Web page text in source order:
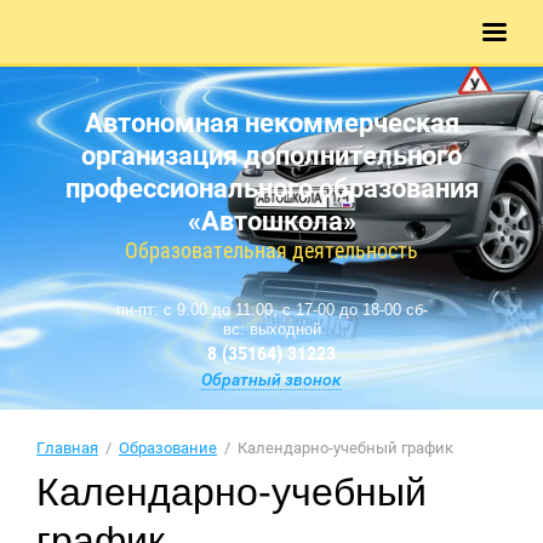
Автономная некоммерческая
организация дополнительного
профессионального образования
«Автошкола»
Образовательная деятельность
пн-пт: с 9:00 до 11:00, с 17-00 до 18-00 сб-
вс: выходной
8 (35164) 31223
Обратный звонок
Главная
  /
Образование
  /  Календарно-учебный график
Календарно-учебный